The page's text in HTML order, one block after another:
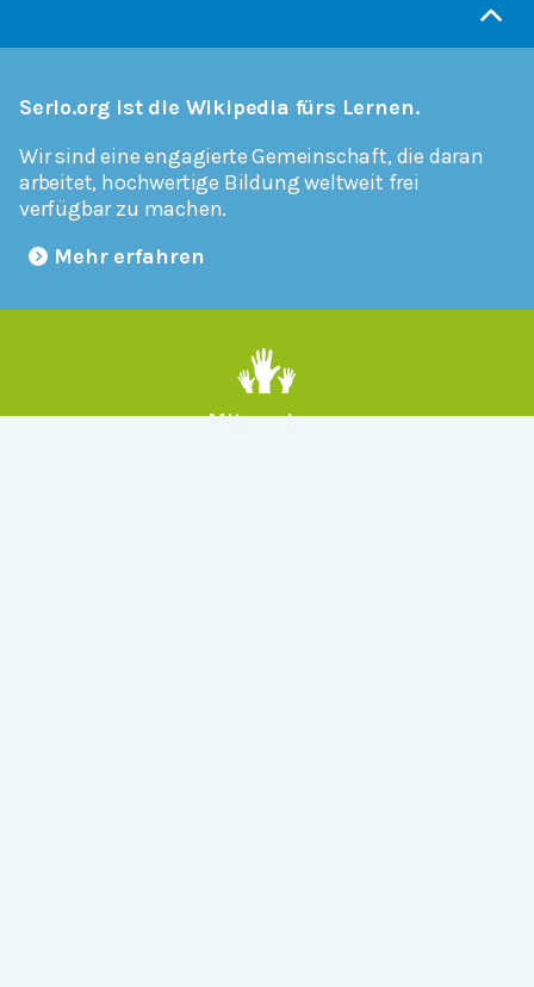
Serlo.org ist die Wikipedia fürs Lernen.
Wir sind eine engagierte Gemeinschaft, die daran
arbeitet, hochwertige Bildung weltweit frei
verfügbar zu machen.
Mehr erfahren
Mitmachen